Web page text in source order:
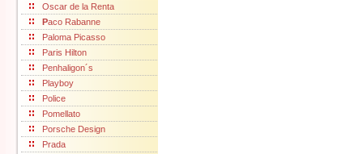
Oscar de la Renta
Paco Rabanne
Paloma Picasso
Paris Hilton
Penhaligon´s
Playboy
Police
Pomellato
Porsche Design
Prada